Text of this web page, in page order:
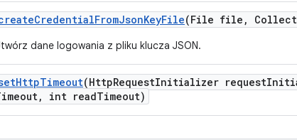
CredentialFromJsonKeyFile(File file ,
dane logowania z pliku klucza JSON.
HttpTimeout(HttpRequestInitializer request
, int readTimeout)